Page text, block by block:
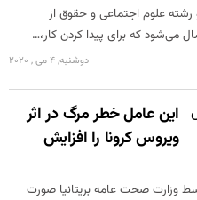
رشته علوم اجتماعی و حقوق از
می‌شود که برای پیدا کردن کار،…
دوشنبه, 4 می , 2020
این عامل خطر مرگ در اثر
ویروس کرونا را افزایش
وزارت صحت عامه بریتانیا صورت